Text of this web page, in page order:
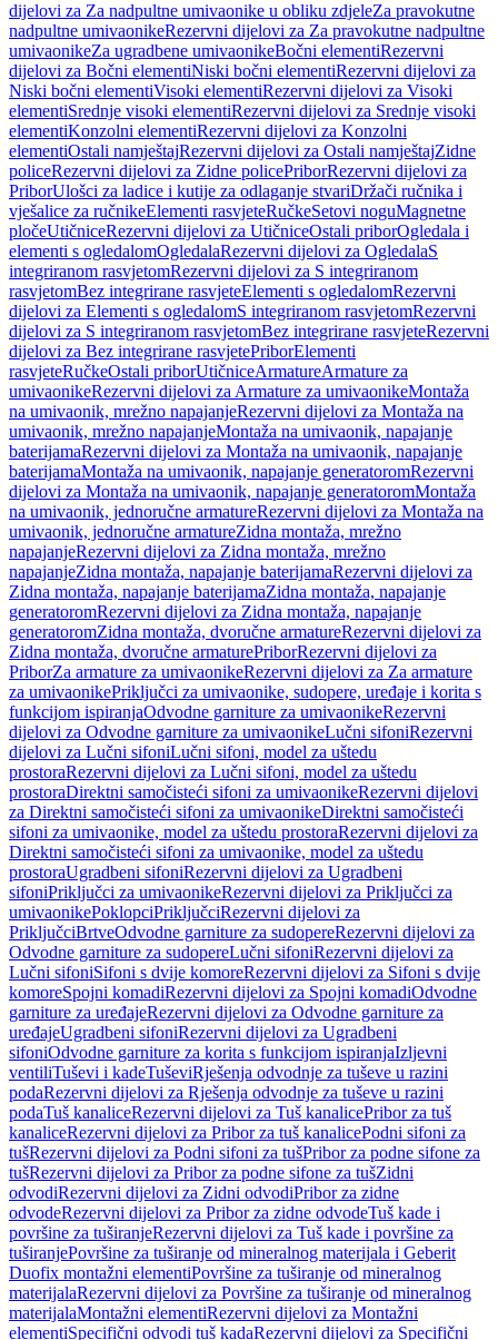
dijelovi za Za nadpultne umivaonike u obliku zdjeleZa pravokutne
nadpultne umivaonikeRezervni dijelovi za Za pravokutne nadpultne
umivaonikeZa ugradbene umivaonikeBočni elementiRezervni
dijelovi za Bočni elementiNiski bočni elementiRezervni dijelovi za
Niski bočni elementiVisoki elementiRezervni dijelovi za Visoki
elementiSrednje visoki elementiRezervni dijelovi za Srednje visoki
elementiKonzolni elementiRezervni dijelovi za Konzolni
elementiOstali namještajRezervni dijelovi za Ostali namještajZidne
policeRezervni dijelovi za Zidne policePriborRezervni dijelovi za
PriborUlošci za ladice i kutije za odlaganje stvariDržači ručnika i
vješalice za ručnikeElementi rasvjeteRučkeSetovi noguMagnetne
pločeUtičniceRezervni dijelovi za UtičniceOstali priborOgledala i
elementi s ogledalomOgledalaRezervni dijelovi za OgledalaS
integriranom rasvjetomRezervni dijelovi za S integriranom
rasvjetomBez integrirane rasvjeteElementi s ogledalomRezervni
dijelovi za Elementi s ogledalomS integriranom rasvjetomRezervni
dijelovi za S integriranom rasvjetomBez integrirane rasvjeteRezervni
dijelovi za Bez integrirane rasvjetePriborElementi
rasvjeteRučkeOstali priborUtičniceArmatureArmature za
umivaonikeRezervni dijelovi za Armature za umivaonikeMontaža
na umivaonik, mrežno napajanjeRezervni dijelovi za Montaža na
umivaonik, mrežno napajanjeMontaža na umivaonik, napajanje
baterijamaRezervni dijelovi za Montaža na umivaonik, napajanje
baterijamaMontaža na umivaonik, napajanje generatoromRezervni
dijelovi za Montaža na umivaonik, napajanje generatoromMontaža
na umivaonik, jednoručne armatureRezervni dijelovi za Montaža na
umivaonik, jednoručne armatureZidna montaža, mrežno
napajanjeRezervni dijelovi za Zidna montaža, mrežno
napajanjeZidna montaža, napajanje baterijamaRezervni dijelovi za
Zidna montaža, napajanje baterijamaZidna montaža, napajanje
generatoromRezervni dijelovi za Zidna montaža, napajanje
generatoromZidna montaža, dvoručne armatureRezervni dijelovi za
Zidna montaža, dvoručne armaturePriborRezervni dijelovi za
PriborZa armature za umivaonikeRezervni dijelovi za Za armature
za umivaonikePriključci za umivaonike, sudopere, uređaje i korita s
funkcijom ispiranjaOdvodne garniture za umivaonikeRezervni
dijelovi za Odvodne garniture za umivaonikeLučni sifoniRezervni
dijelovi za Lučni sifoniLučni sifoni, model za uštedu
prostoraRezervni dijelovi za Lučni sifoni, model za uštedu
prostoraDirektni samočisteći sifoni za umivaonikeRezervni dijelovi
za Direktni samočisteći sifoni za umivaonikeDirektni samočisteći
sifoni za umivaonike, model za uštedu prostoraRezervni dijelovi za
Direktni samočisteći sifoni za umivaonike, model za uštedu
prostoraUgradbeni sifoniRezervni dijelovi za Ugradbeni
sifoniPriključci za umivaonikeRezervni dijelovi za Priključci za
umivaonikePoklopciPriključciRezervni dijelovi za
PriključciBrtveOdvodne garniture za sudopereRezervni dijelovi za
Odvodne garniture za sudopereLučni sifoniRezervni dijelovi za
Lučni sifoniSifoni s dvije komoreRezervni dijelovi za Sifoni s dvije
komoreSpojni komadiRezervni dijelovi za Spojni komadiOdvodne
garniture za uređajeRezervni dijelovi za Odvodne garniture za
uređajeUgradbeni sifoniRezervni dijelovi za Ugradbeni
sifoniOdvodne garniture za korita s funkcijom ispiranjaIzljevni
ventiliTuševi i kadeTuševiRješenja odvodnje za tuševe u razini
podaRezervni dijelovi za Rješenja odvodnje za tuševe u razini
podaTuš kanaliceRezervni dijelovi za Tuš kanalicePribor za tuš
kanaliceRezervni dijelovi za Pribor za tuš kanalicePodni sifoni za
tušRezervni dijelovi za Podni sifoni za tušPribor za podne sifone za
tušRezervni dijelovi za Pribor za podne sifone za tušZidni
odvodiRezervni dijelovi za Zidni odvodiPribor za zidne
odvodeRezervni dijelovi za Pribor za zidne odvodeTuš kade i
površine za tuširanjeRezervni dijelovi za Tuš kade i površine za
tuširanjePovršine za tuširanje od mineralnog materijala i Geberit
Duofix montažni elementiPovršine za tuširanje od mineralnog
materijalaRezervni dijelovi za Površine za tuširanje od mineralnog
materijalaMontažni elementiRezervni dijelovi za Montažni
elementiSpecifični odvodi tuš kadaRezervni dijelovi za Specifični